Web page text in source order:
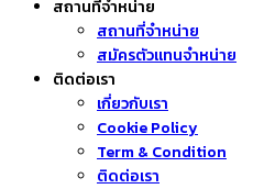
สถานที่จำหน่าย
สถานที่จำหน่าย
สมัครตัวแทนจำหน่าย
ติดต่อเรา
เกี่ยวกับเรา
Cookie Policy
Term & Condition
ติดต่อเรา